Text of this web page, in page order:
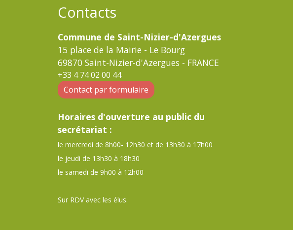
Contacts
Commune de Saint-Nizier-d'Azergues
15 place de la Mairie - Le Bourg
69870 Saint-Nizier-d'Azergues - FRANCE
+33 4 74 02 00 44
Contact par formulaire
Horaires d'ouverture au public du
secrétariat :
le mercredi de 8h00- 12h30 et de 13h30 à 17h00
le jeudi de 13h30 à 18h30
le samedi de 9h00 à 12h00
Sur RDV avec les élus.